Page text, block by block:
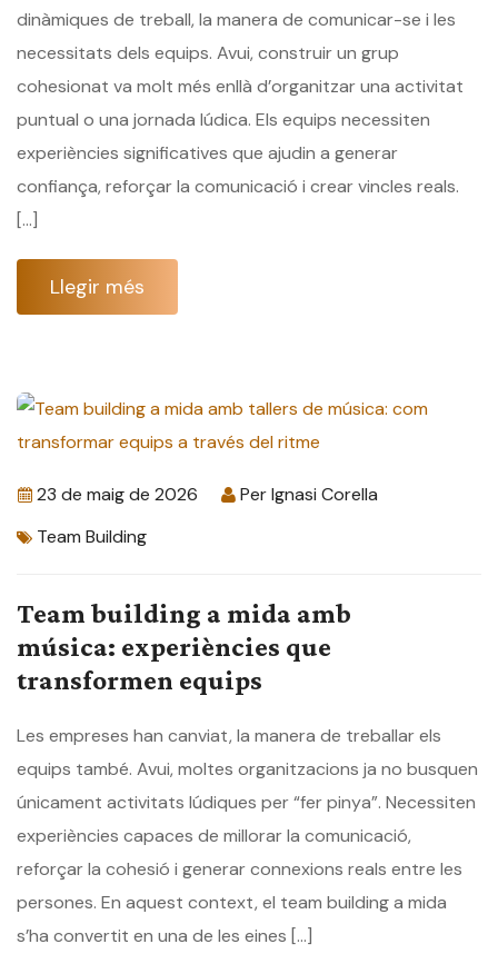
dinàmiques de treball, la manera de comunicar-se i les
necessitats dels equips. Avui, construir un grup
cohesionat va molt més enllà d’organitzar una activitat
puntual o una jornada lúdica. Els equips necessiten
experiències significatives que ajudin a generar
confiança, reforçar la comunicació i crear vincles reals.
[…]
Llegir més
23 de maig de 2026 PerIgnasi Corella
Team Building
Team building a mida amb
música: experiències que
transformen equips
Les empreses han canviat, la manera de treballar els
equips també. Avui, moltes organitzacions ja no busquen
únicament activitats lúdiques per “fer pinya”. Necessiten
experiències capaces de millorar la comunicació,
reforçar la cohesió i generar connexions reals entre les
persones. En aquest context, el team building a mida
s’ha convertit en una de les eines […]